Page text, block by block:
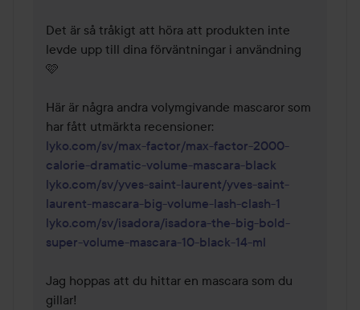
Det är så tråkigt att höra att produkten inte
levde upp till dina förväntningar i användning
🩷
Här är några andra volymgivande mascaror som
lyko.com/sv/max-factor/max-factor-2000-
calorie-dramatic-volume-mascara-black
lyko.com/sv/yves-saint-laurent/yves-saint-
laurent-mascara-big-volume-lash-clash-1
lyko.com/sv/isadora/isadora-the-big-bold-
super-volume-mascara-10-black-14-ml
Jag hoppas att du hittar en mascara som du
gillar!